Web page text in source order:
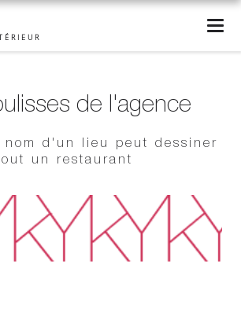
de l'agence
nom d'un lieu peut dessiner
un restaurant